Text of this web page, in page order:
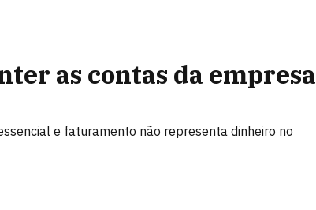
as contas da empresa
e faturamento não representa dinheiro no